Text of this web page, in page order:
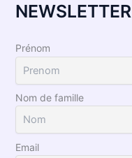
NEWSLETTER
Prénom
Nom de famille
Email